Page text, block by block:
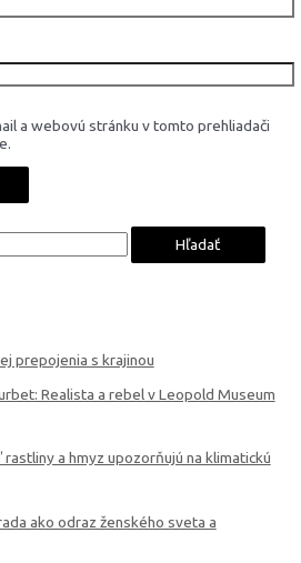
a webovú stránku v tomto prehliadači
prepojenia s krajinou
Realista a rebel v Leopold Museum
a hmyz upozorňujú na klimatickú
ako odraz ženského sveta a